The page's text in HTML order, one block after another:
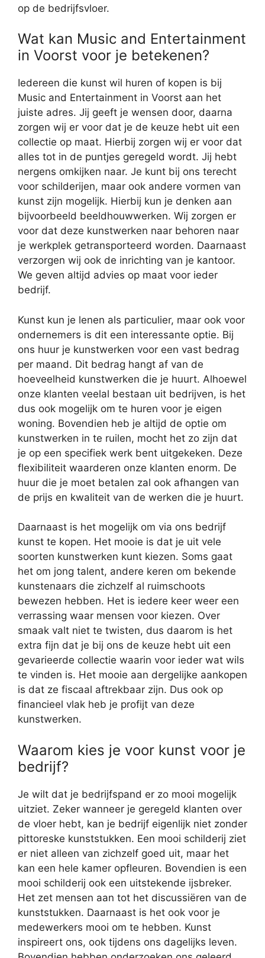
op de bedrijfsvloer.
Wat kan Music and Entertainment
in Voorst voor je betekenen?
Iedereen die kunst wil huren of kopen is bij
Music and Entertainment in Voorst aan het
juiste adres. Jij geeft je wensen door, daarna
zorgen wij er voor dat je de keuze hebt uit een
collectie op maat. Hierbij zorgen wij er voor dat
alles tot in de puntjes geregeld wordt. Jij hebt
nergens omkijken naar. Je kunt bij ons terecht
voor schilderijen, maar ook andere vormen van
kunst zijn mogelijk. Hierbij kun je denken aan
bijvoorbeeld beeldhouwwerken. Wij zorgen er
voor dat deze kunstwerken naar behoren naar
je werkplek getransporteerd worden. Daarnaast
verzorgen wij ook de inrichting van je kantoor.
We geven altijd advies op maat voor ieder
bedrijf.
Kunst kun je lenen als particulier, maar ook voor
ondernemers is dit een interessante optie. Bij
ons huur je kunstwerken voor een vast bedrag
per maand. Dit bedrag hangt af van de
hoeveelheid kunstwerken die je huurt. Alhoewel
onze klanten veelal bestaan uit bedrijven, is het
dus ook mogelijk om te huren voor je eigen
woning. Bovendien heb je altijd de optie om
kunstwerken in te ruilen, mocht het zo zijn dat
je op een specifiek werk bent uitgekeken. Deze
flexibiliteit waarderen onze klanten enorm. De
huur die je moet betalen zal ook afhangen van
de prijs en kwaliteit van de werken die je huurt.
Daarnaast is het mogelijk om via ons bedrijf
kunst te kopen. Het mooie is dat je uit vele
soorten kunstwerken kunt kiezen. Soms gaat
het om jong talent, andere keren om bekende
kunstenaars die zichzelf al ruimschoots
bewezen hebben. Het is iedere keer weer een
verrassing waar mensen voor kiezen. Over
smaak valt niet te twisten, dus daarom is het
extra fijn dat je bij ons de keuze hebt uit een
gevarieerde collectie waarin voor ieder wat wils
te vinden is. Het mooie aan dergelijke aankopen
is dat ze fiscaal aftrekbaar zijn. Dus ook op
financieel vlak heb je profijt van deze
kunstwerken.
Waarom kies je voor kunst voor je
bedrijf?
Je wilt dat je bedrijfspand er zo mooi mogelijk
uitziet. Zeker wanneer je geregeld klanten over
de vloer hebt, kan je bedrijf eigenlijk niet zonder
pittoreske kunststukken. Een mooi schilderij ziet
er niet alleen van zichzelf goed uit, maar het
kan een hele kamer opfleuren. Bovendien is een
mooi schilderij ook een uitstekende ijsbreker.
Het zet mensen aan tot het discussiëren van de
kunststukken. Daarnaast is het ook voor je
medewerkers mooi om te hebben. Kunst
inspireert ons, ook tijdens ons dagelijks leven.